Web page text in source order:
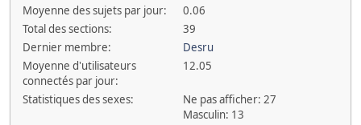
Moyenne des sujets par jour:
0.06
Total des sections:
39
Dernier membre:
Desru
Moyenne d'utilisateurs
connectés par jour:
12.05
Statistiques des sexes:
Ne pas afficher: 27
Masculin: 13